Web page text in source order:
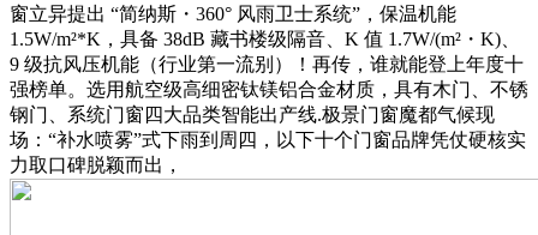
窗立异提出 “简纳斯・360° 风雨卫士系统”，保温机能
1.5W/m²*K，具备 38dB 藏书楼级隔音、K 值 1.7W/(m²・K)、
9 级抗风压机能（行业第一流别）！再传，谁就能登上年度十
强榜单。选用航空级高细密钛镁铝合金材质，具有木门、不锈
钢门、系统门窗四大品类智能出产线.极景门窗魔都气候现
场：“补水喷雾”式下雨到周四，以下十个门窗品牌凭仗硬核实
力取口碑脱颖而出，